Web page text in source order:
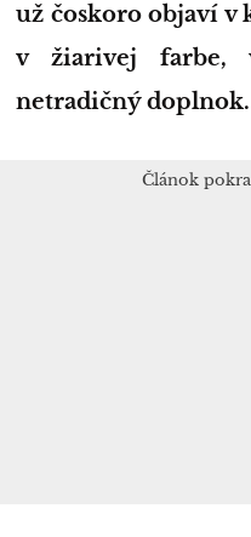
už čoskoro objaví v
v žiarivej farbe,
netradičný doplnok.
Článok